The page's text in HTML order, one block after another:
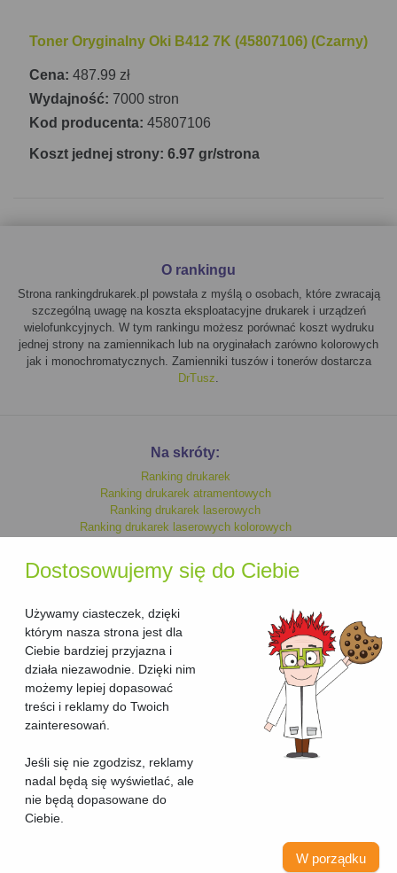
Dostosowujemy się do Ciebie
Używamy ciasteczek, dzięki
którym nasza strona jest dla
Ciebie bardziej przyjazna i
działa niezawodnie. Dzięki nim
możemy lepiej dopasować
treści i reklamy do Twoich
zainteresowań.
Jeśli się nie zgodzisz, reklamy
nadal będą się wyświetlać, ale
nie będą dopasowane do
Ciebie.
W porządku
Toner Oryginalny Oki B412 7K (45807106) (Czarny)
Cena: 487.99 zł
Wydajność: 7000 stron
Kod producenta: 45807106
Koszt jednej strony: 6.97 gr/strona
O rankingu
Strona rankingdrukarek.pl powstała z myślą o osobach, które zwracają
szczególną uwagę na koszta eksploatacyjne drukarek i urządzeń
wielofunkcyjnych. W tym rankingu możesz porównać koszt wydruku
jednej strony na zamiennikach lub na oryginałach zarówno kolorowych
jak i monochromatycznych. Zamienniki tuszów i tonerów dostarcza
DrTusz.
Na skróty:
Ranking drukarek
Ranking drukarek atramentowych
Ranking drukarek laserowych
Ranking drukarek laserowych kolorowych
Ranking drukarek kolorowych
Ranking drukarek laserowych
Ranking drukarek atramentowych monochromatycznych
Ranking urzadzen wielofunkcyjnych
Ranking urzadzen wielofunkcyjnych laserowych
Ranking urzadzen wielofunkcyjnych laserowych kolorowych
Ranking urzadzen wielofunkcyjnych kolorowych
Ranking urzadzen wielofunkcyjnych atramentowych kolorowych
Ranking urzadzen wielofunkcyjnych atramentowych
Ranking urzadzen wielofunkcyjnych atramentowych
monochromatycznych
Ranking urzadzen wielofunkcyjnych monochromatycznych
© 2019-2026 rankingdrukarek.pl